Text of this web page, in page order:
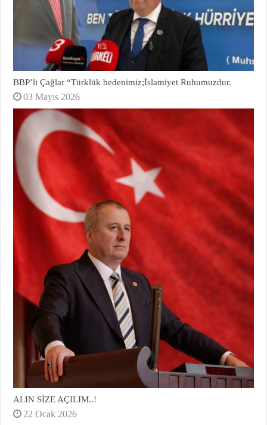
BBP’li Çağlar “Türklük bedenimiz;İslamiyet Ruhumuzdur.
03 Mayıs 2026
ALIN SİZE AÇILIM..!
22 Ocak 2026